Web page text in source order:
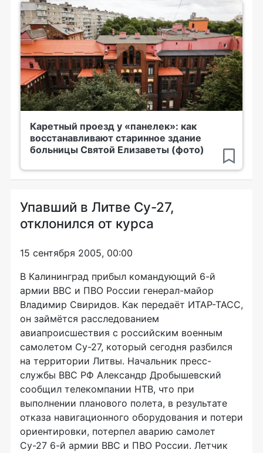
Каретный проезд у «панелек»: как
восстанавливают старинное здание
больницы Святой Елизаветы (фото)
Упавший в Литве Су-27,
отклонился от курса
15 сентября 2005, 00:00
В Калининград прибыл командующий 6-й
армии ВВС и ПВО России генерал-майор
Владимир Свиридов. Как передаёт ИТАР-ТАСС,
он займётся расследованием
авиапроисшествия с российским военным
самолетом Су-27, который сегодня разбился
на территории Литвы. Начальник пресс-
службы ВВС РФ Александр Дробышевский
сообщил телекомпании НТВ, что при
выполнении планового полета, в результате
отказа навигационного оборудования и потери
ориентировки, потерпел аварию самолет
Су-27 6-й армии ВВС и ПВО России. Летчик